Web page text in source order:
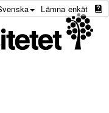
Lämna enkät